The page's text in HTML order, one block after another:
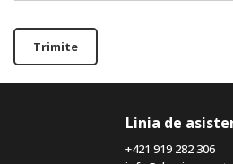
Trimite
Linia de
+421 919 282 306